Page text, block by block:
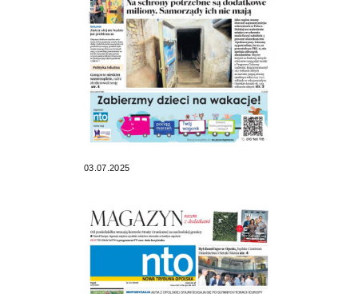
03.07.2025